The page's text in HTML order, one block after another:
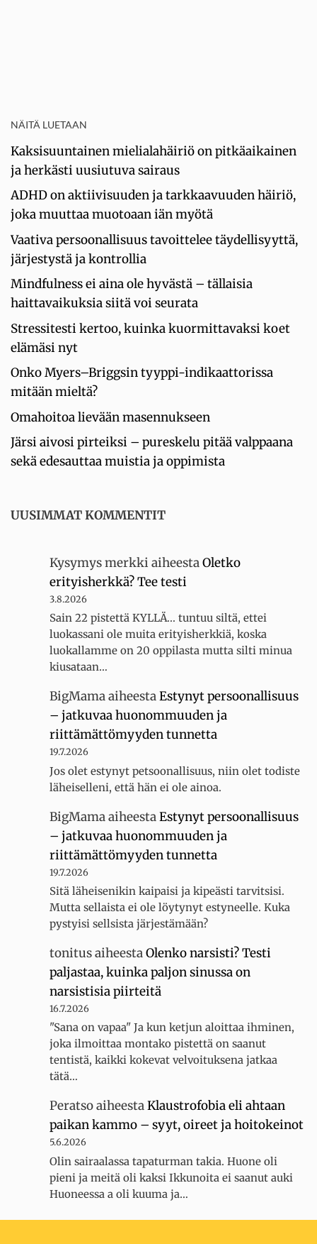
NÄITÄ LUETAAN
Kaksisuuntainen mielialahäiriö on pitkäaikainen
ja herkästi uusiutuva sairaus
ADHD on aktiivisuuden ja tarkkaavuuden häiriö,
joka muuttaa muotoaan iän myötä
Vaativa persoonallisuus tavoittelee täydellisyyttä,
järjestystä ja kontrollia
Mindfulness ei aina ole hyvästä – tällaisia
haittavaikuksia siitä voi seurata
Stressitesti kertoo, kuinka kuormittavaksi koet
elämäsi nyt
Onko Myers–Briggsin tyyppi-indikaattorissa
mitään mieltä?
Omahoitoa lievään masennukseen
Järsi aivosi pirteiksi – pureskelu pitää valppaana
sekä edesauttaa muistia ja oppimista
UUSIMMAT KOMMENTIT
Kysymys merkki aiheestaOletko
erityisherkkä? Tee testi
3.8.2026
Sain 22 pistettä KYLLÄ... tuntuu siltä, ettei
luokassani ole muita erityisherkkiä, koska
luokallamme on 20 oppilasta mutta silti minua
kiusataan…
BigMamaaiheestaEstynyt persoonallisuus
– jatkuvaa huonommuuden ja
riittämättömyyden tunnetta
19.7.2026
Jos olet estynyt petsoonallisuus, niin olet todiste
läheiselleni, että hän ei ole ainoa.
BigMamaaiheestaEstynyt persoonallisuus
– jatkuvaa huonommuuden ja
riittämättömyyden tunnetta
19.7.2026
Sitä läheisenikin kaipaisi ja kipeästi tarvitsisi.
Mutta sellaista ei ole löytynyt estyneelle. Kuka
pystyisi sellsista järjestämään?
tonitusaiheestaOlenko narsisti? Testi
paljastaa, kuinka paljon sinussa on
narsistisia piirteitä
16.7.2026
"Sana on vapaa" Ja kun ketjun aloittaa ihminen,
joka ilmoittaa montako pistettä on saanut
tentistä, kaikki kokevat velvoituksena jatkaa
tätä…
PeratsoaiheestaKlaustrofobia eli ahtaan
paikan kammo – syyt, oireet ja hoitokeinot
5.6.2026
Olin sairaalassa tapaturman takia. Huone oli
pieni ja meitä oli kaksi Ikkunoita ei saanut auki
Huoneessa a oli kuuma ja…